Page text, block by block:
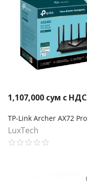
1,107,000 сум с НДС
LuxTech